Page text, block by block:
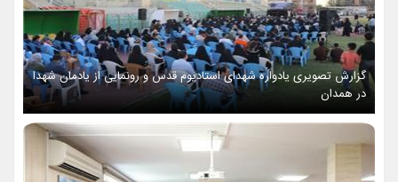
گزارش تصویری یادواره شهدای استادیوم قدس و رونمایی از یادمان شهدا
در همدان